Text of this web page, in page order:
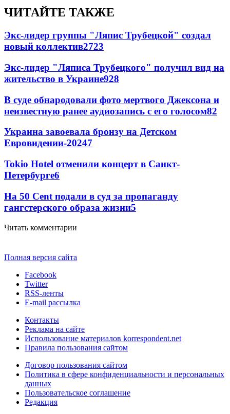
ЧИТАЙТЕ ТАКЖЕ
Экс-лидер группы "Ляпис Трубецкой" создал
новый коллектив2723
Экс-лидер "Ляписа Трубецкого" получил вид на
жительство в Украине928
В суде обнародовали фото мертвого Джексона и
неизвестную ранее аудиозапись с его голосом82
Украина завоевала бронзу на Детском
Евровидении-20247
Tokio Hotel отменили концерт в Санкт-
Петербурге6
На 50 Cent подали в суд за пропаганду
гангстерского образа жизни5
Читать комментарии
Полная версия сайта
Facebook
Twitter
RSS-ленты
E-mail рассылка
Контакты
Реклама на сайте
Использование материалов korrespondent.net
Правила пользования сайтом
Договор пользования сайтом
Политика в сфере конфиденциальности и персональных
данных
Пользовательское соглашение
Редакция